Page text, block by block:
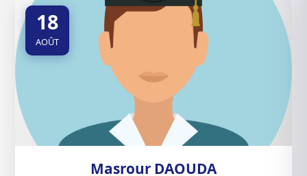
18
AOÛT
Masrour DAOUDA